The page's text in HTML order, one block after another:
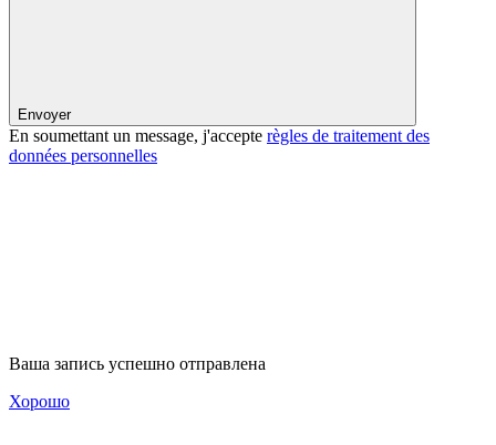
Envoyer
En soumettant un message, j'accepte règles de traitement des
données personnelles
Ваша запись успешно отправлена
Хорошо